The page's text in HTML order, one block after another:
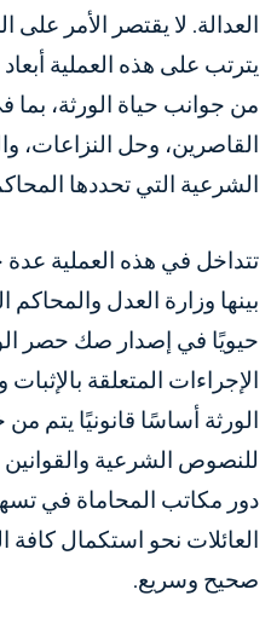
العدالة. لا يقتصر الأمر
يترتب على هذه العملية
من جوانب حياة الورثة،
القاصرين، وحل النزاعات،
الشرعية التي تحددها
تتداخل في هذه العملية
بينها وزارة العدل والمحاكم
حيويًا في إصدار صك حصر
الإجراءات المتعلقة
الورثة أساسًا قانونيًا يتم من
للنصوص الشرعية والقوانين
دور مكاتب المحاماة في
العائلات نحو استكمال كافة
صحيح وسريع.